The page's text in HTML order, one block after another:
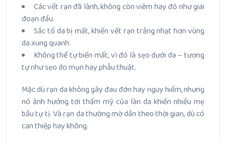
Các vết rạn đã lành, không còn viêm hay đỏ như giai
đoạn đầu.
Sắc tố da bị mất, khiến vết rạn trắng nhạt hơn vùng
da xung quanh.
Không thể tự biến mất, vì đó là sẹo dưới da – tương
tự như sẹo do mụn hay phẫu thuật.
Mặc dù rạn da không gây đau đớn hay nguy hiểm, nhưng
nó ảnh hưởng tới thẩm mỹ của làn da khiến nhiều mẹ
bầu tự tị. Và rạn da thường mờ dần theo thời gian, dù có
can thiệp hay không.